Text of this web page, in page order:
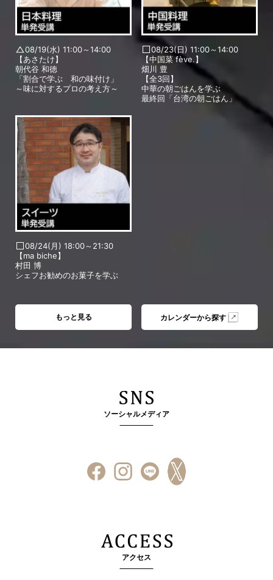
08/19(水) 11:00～14:00
【あさたけ】
朝代谷 和徳
「割合で学ぶ 和の味付け」
～味に対するプロの考え方～
08/23(日) 11:00～14:00
【中国菜 fève.】
畑川 豊
【全3回】
中華の朝ごはんを学ぶ
最終回「台湾の朝ごはん」
08/24(月) 18:00～21:30
【ma biche】
村田 博
シェフお勧めのお菓子を学ぶ
もっと見る カレンダーから探す
ソーシャルメディア
アクセス